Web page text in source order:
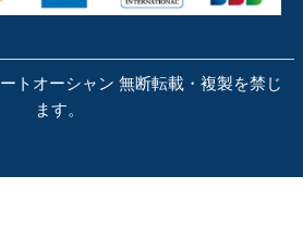
トオーシャン 無断転載・複製を禁じ
ます。